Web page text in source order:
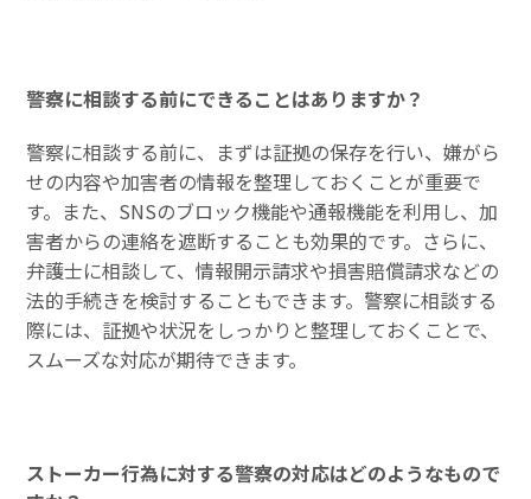
警察に相談する前にできることはありますか？
警察に相談する前に、まずは証拠の保存を行い、嫌がら
せの内容や加害者の情報を整理しておくことが重要で
す。また、SNSのブロック機能や通報機能を利用し、加
害者からの連絡を遮断することも効果的です。さらに、
弁護士に相談して、情報開示請求や損害賠償請求などの
法的手続きを検討することもできます。警察に相談する
際には、証拠や状況をしっかりと整理しておくことで、
スムーズな対応が期待できます。
ストーカー行為に対する警察の対応はどのようなもので